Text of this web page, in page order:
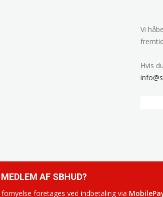
Vi
Hvis
AF SBHUD?
foretages ved indbetaling via